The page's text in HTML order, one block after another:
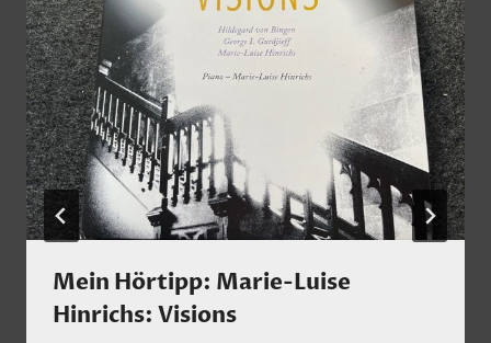
Mein Hörtipp: Marie-Luise
Hinrichs: Visions